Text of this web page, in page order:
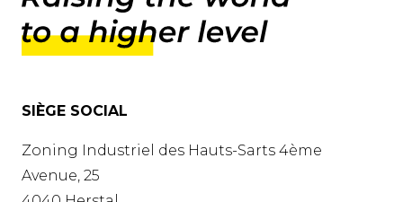
SIÈGE SOCIAL
Zoning Industriel des Hauts-Sarts 4ème
Avenue, 25